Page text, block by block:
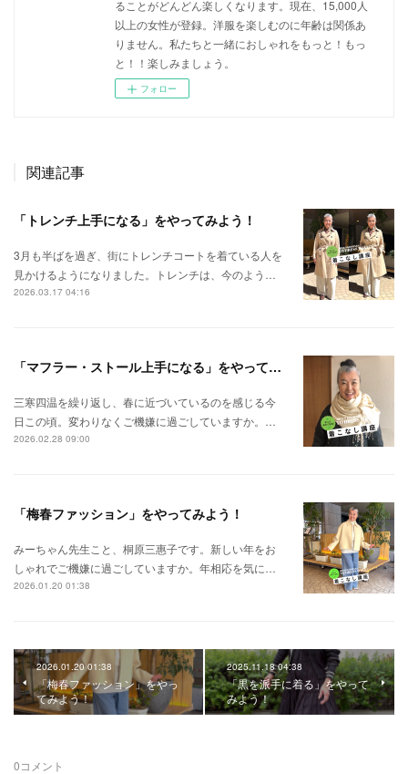
ることがどんどん楽しくなります。現在、15,000人
以上の女性が登録。洋服を楽しむのに年齢は関係あ
りません。私たちと一緒におしゃれをもっと！もっ
と！！楽しみましょう。
フォロー
関連記事
「トレンチ上手になる」をやってみよう！
3月も半ばを過ぎ、街にトレンチコートを着ている人を
見かけるようになりました。トレンチは、今のよう…
2026.03.17 04:16
「マフラー・ストール上手になる」をやってみよう！
三寒四温を繰り返し、春に近づいているのを感じる今
日この頃。変わりなくご機嫌に過ごしていますか。…
2026.02.28 09:00
「梅春ファッション」をやってみよう！
みーちゃん先生こと、桐原三惠子です。新しい年をお
しゃれでご機嫌に過ごしていますか。年相応を気に…
2026.01.20 01:38
2026.01.20 01:38
「梅春ファッション」をやっ
てみよう！
2025.11.18 04:38
「黒を派手に着る」をやって
みよう！
0コメント